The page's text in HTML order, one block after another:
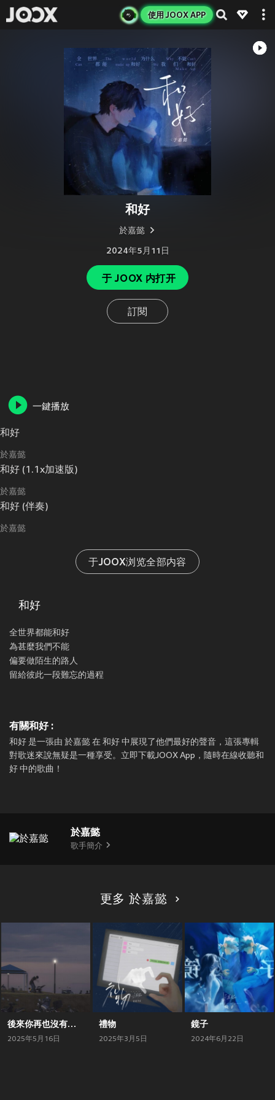
使用 JOOX APP
和好
於嘉懿
2024年5月11日
于 JOOX 内打开
訂閱
一鍵播放
和好
於嘉懿
和好 (1.1x加速版)
於嘉懿
和好 (伴奏)
於嘉懿
于JOOX浏览全部内容
和好
全世界都能和好
為甚麼我們不能
偏要做陌生的路人
留給彼此一段難忘的過程
有關和好 :
和好 是一張由 於嘉懿 在 和好 中展現了他們最好的聲音，這張專輯
對歌迷來說無疑是一種享受。立即下載JOOX App，隨時在線收聽和
好 中的歌曲！
於嘉懿
歌手簡介
更多 於嘉懿
後來你再也沒有來過2.0
2025年5月16日
禮物
2025年3月5日
鏡子
2024年6月22日